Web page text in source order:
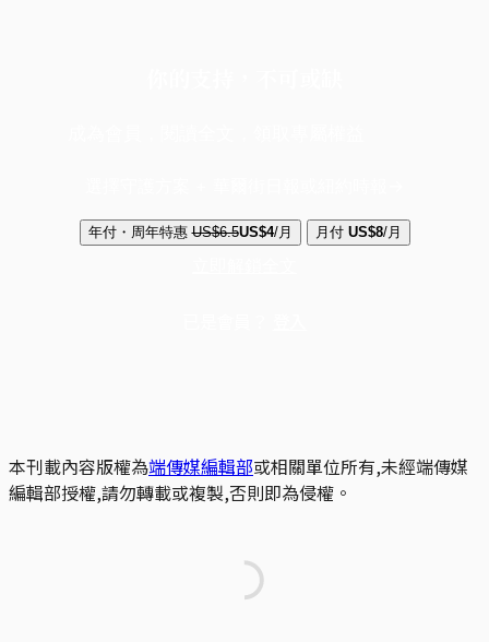
年付・周年特惠 US$6.5US$4/月 月付 US$8/月
本刊載內容版權為端傳媒編輯部或相關單位所有,未經端傳媒
編輯部授權,請勿轉載或複製,否則即為侵權。